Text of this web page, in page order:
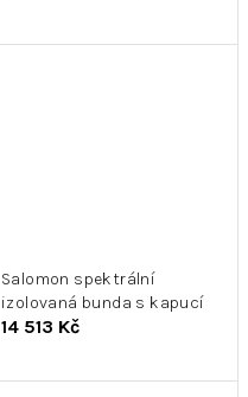
Salomon spektrální
izolovaná bunda s kapucí
14 513 Kč